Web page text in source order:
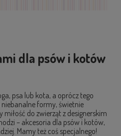
dla psów i kotów
psa lub kota, a oprócz tego
niebanalne formy, świetnie
miłość do zwierząt z designerskim
– akcesoria dla psów i kotów,
Mamy też coś specjalnego!